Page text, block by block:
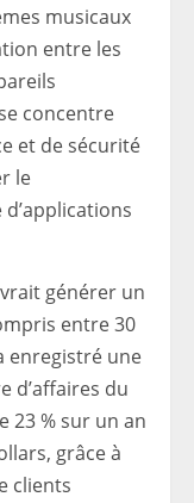
musicaux
entre les
concentre
et de sécurité
le
générer un
entre 30
enregistré une
d’affaires du
23 % sur un an
grâce à
clients